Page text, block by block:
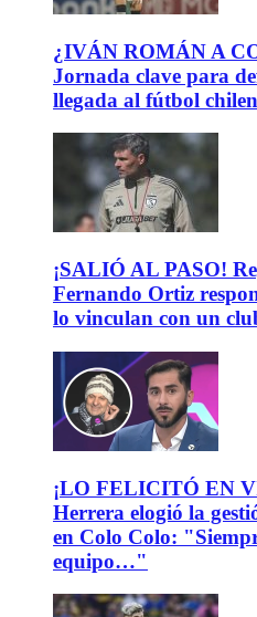
¿IVÁN ROMÁN A
Jornada clave para
llegada al fútbol
¡SALIÓ AL PASO!
Fernando Ortiz
lo vinculan con un
¡LO FELICITÓ EN
Herrera elogió la
en Colo Colo:
equipo…"